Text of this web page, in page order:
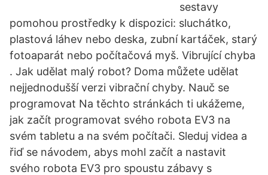
sestavy
pomohou prostředky k dispozici: sluchátko,
plastová láhev nebo deska, zubní kartáček, starý
fotoaparát nebo počítačová myš. Vibrující chyba
. Jak udělat malý robot? Doma můžete udělat
nejjednodušší verzi vibrační chyby. Nauč se
programovat Na těchto stránkách ti ukážeme,
jak začít programovat svého robota EV3 na
svém tabletu a na svém počítači. Sleduj videa a
řiď se návodem, abys mohl začít a nastavit
svého robota EV3 pro spoustu zábavy s